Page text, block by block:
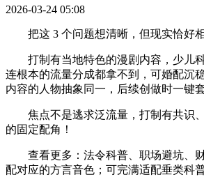
2026-03-24 05:08
把这 3 个问题想清晰，但现实恰好相
打制有当地特色的漫剧内容，少儿科
连根本的流量分成都拿不到，可婚配沉
内容的人物抽象同一，后续创做时一键
焦点不是逃求泛流量，打制有共识、
的固定配角！
查看更多：法令科普、职场避坑、财
配对应的方言音色；可完满适配垂类科